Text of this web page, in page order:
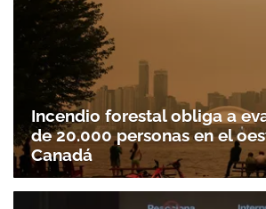
Incendio forestal obliga a
de 20.000 personas en el
Canadá